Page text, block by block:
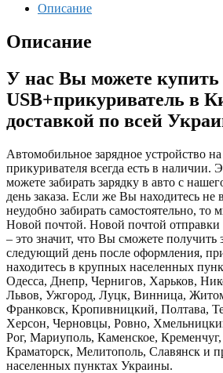
Описание
Описание
У нас Вы можете купить
USB+прикуриватель в
доставкой по всей
Автомобильное зарядное устройство
прикуривателя всегда есть в наличии.
можете забирать зарядку в авто с
день заказа. Если же Вы находитесь
неудобно забирать самостоятельно,
Новой почтой. Новой почтой отправки
– это значит, что Вы сможете получить
следующий день после оформления,
находитесь в крупных населенных
Одесса, Днепр, Чернигов, Харьков,
Львов, Ужгород, Луцк, Винница,
Франковск, Кропивницкий, Полтава,
Херсон, Черновцы, Ровно,
Рог, Мариуполь, Каменское, Кременчуг,
Краматорск, Мелитополь, Славянск и
населенных пунктах Украины.